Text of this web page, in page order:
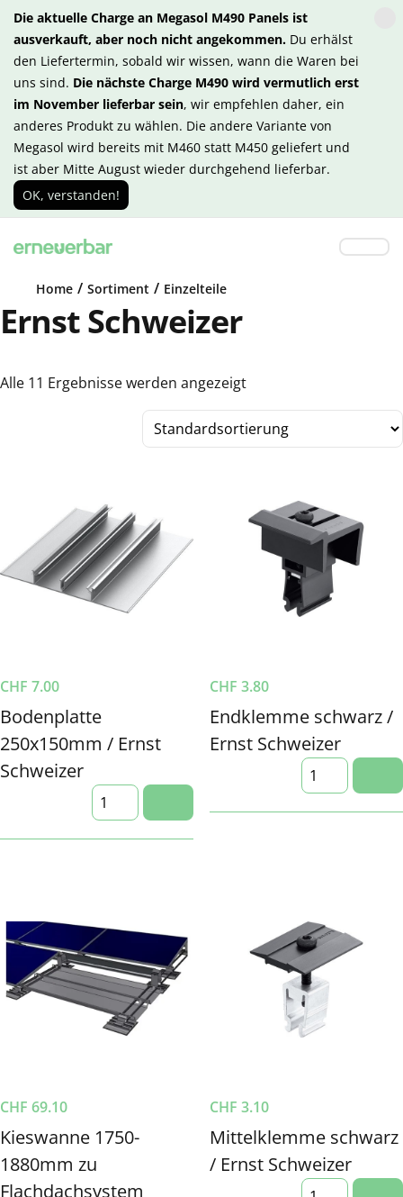
Die aktuelle Charge an Megasol M490 Panels ist
ausverkauft, aber noch nicht angekommen. Du erhälst
den Liefertermin, sobald wir wissen, wann die Waren bei
uns sind. Die nächste Charge M490 wird vermutlich erst
im November lieferbar sein, wir empfehlen daher, ein
anderes Produkt zu wählen. Die andere Variante von
Megasol wird bereits mit M460 statt M450 geliefert und
ist aber Mitte August wieder durchgehend lieferbar.
OK, verstanden!
Home / Sortiment / Einzelteile
Ernst Schweizer
Alle 11 Ergebnisse werden angezeigt
CHF 7.00
Bodenplatte
250x150mm / Ernst
Schweizer
CHF 3.80
Endklemme schwarz /
Ernst Schweizer
CHF 69.10
Kieswanne 1750-
1880mm zu
Flachdachsystem
CHF 3.10
Mittelklemme schwarz
/ Ernst Schweizer